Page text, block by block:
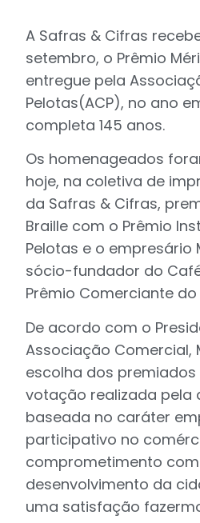
A Safras & Cifras
setembro, o Prêmio
entregue pela
Pelotas(ACP), no ano
completa 145 anos.
Os homenageados
hoje, na coletiva de
da Safras & Cifras,
Braille com o Prêmio
Pelotas e o empresário
sócio-fundador do
Prêmio Comerciante do
De acordo com o
Associação Comercial,
escolha dos
votação realizada pela
baseada no caráter
participativo no
comprometimento
desenvolvimento da
uma satisfação